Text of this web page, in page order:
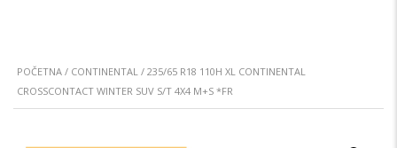
POČETNA / CONTINENTAL / 235/65 R18 110H XL CONTINENTAL
CROSSCONTACT WINTER SUV S/T 4X4 M+S *FR